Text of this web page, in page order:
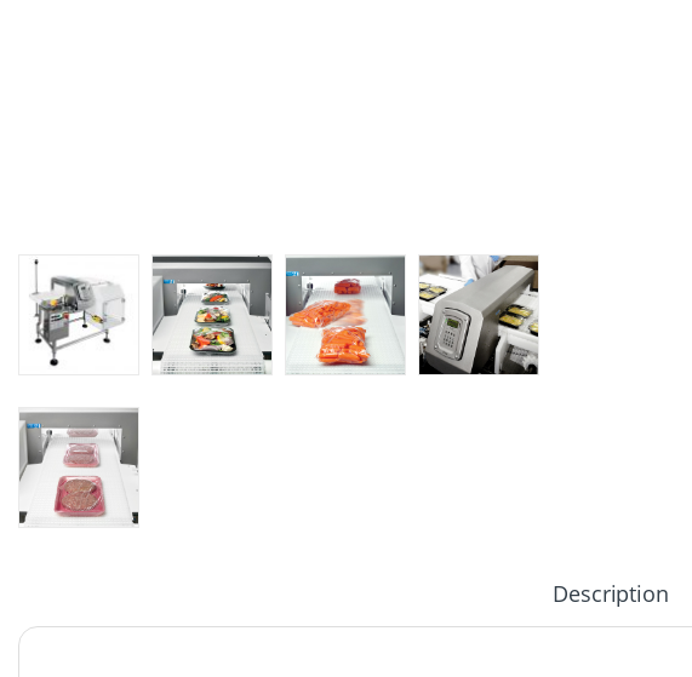
Description